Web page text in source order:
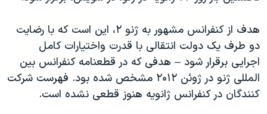
تریبونال مردمی آبان ۹۸
دادگاه حمید نوری
چهل سال گروگان‌گیری
قانون شفافیت دارائی کادر رهبری ایران
هدف از کنفرانس مشهور به ژنو ۲، این است که با رضایت
دو طرف یک دولت انتقالی با قدرت واختیارات کامل
اجرایی برقرار شود – هدفی که در قطعنامه کنفرانس بین
المللی ژنو در ژوئن ۲۰۱۲ مشخص شده بود. فهرست شرکت
کنندگان در کنفرانس ژانویه هنوز قطعی نشده است.